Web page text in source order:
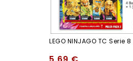
LEGO NINJAGO TC Serie 8